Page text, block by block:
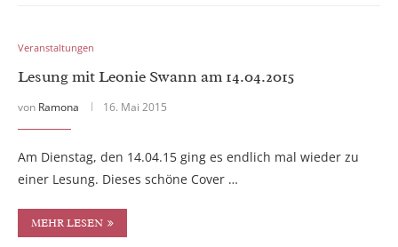
Veranstaltungen
Lesung mit Leonie Swann am 14.04.2015
von Ramona 16. Mai 2015
Am Dienstag, den 14.04.15 ging es endlich mal wieder zu
einer Lesung. Dieses schöne Cover …
MEHR LESEN